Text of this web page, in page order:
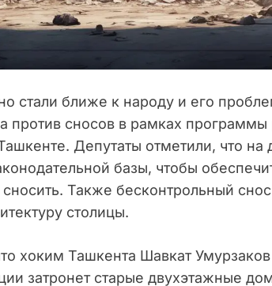
стали ближе к народу и его
против сносов в рамках программы
Депутаты отметили, что на
базы, чтобы
Также бесконтрольный
столицы.
хоким Ташкента Шавкат Умурзаков
затронет старые двухэтажные